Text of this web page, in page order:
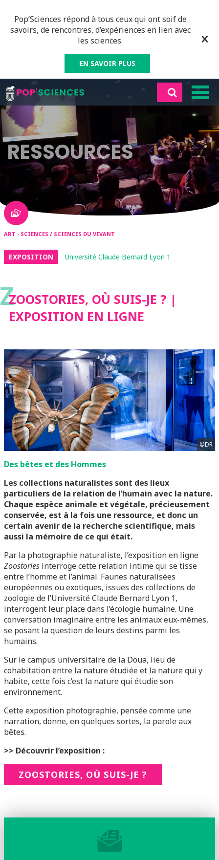
Pop’Sciences répond à tous ceux qui ont soif de
savoirs, de rencontres, d’expériences en lien avec
les sciences.
EN SAVOIR PLUS
RESSOURCES
ART - SCIENCES / SCIENCES DU VIVANT
EXPOSITION Université Claude Bernard Lyon 1
ZZOOSTORIES, OÙ SUIS-JE ? |
EXPOSITION EN LIGNE
©DR
Des bêtes et des Hommes
Les collections naturalistes sont des lieux
particuliers de la relation de l’humain avec la nature.
Chaque espèce animale et végétale, précieusement
conservée, est à la fois une ressource, et donc un
certain avenir de la recherche scientifique, mais
aussi la mémoire de ce qui était.
Par la photographie naturaliste, l’exposition en ligne
Zoostories interroge cette relation intime qui se tisse
entre l’homme et l’animal. Faunes naturalisées
européennes ou exotiques, issues des collections de
zoologie de l’Université Claude Bernard Lyon 1,
interrogent leur place dans l’écologie humaine. Une
conversation imaginaire entre les animaux eux-mêmes,
se posant la question de leurs destins parmi les
humains.
Sur le campus universitaire de la Doua, lieu de
cohabitation entre la nature étudiée et la nature qui y
habite, cette fois c’est la nature qui étudie son
environnement.
Cette exposition photographie, pensée comme une
narration, donne, en quelques sortes, la parole aux
bêtes.
>> Découvrir l’exposition :
ZOOSTORIES, OÙ SUIS-JE ?